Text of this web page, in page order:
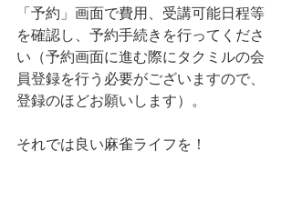
「予約」画面で費用、受講可能日程等
を確認し、予約手続きを行ってくださ
い（予約画面に進む際にタクミルの会
員登録を行う必要がございますので、
登録のほどお願いします）。
それでは良い麻雀ライフを！